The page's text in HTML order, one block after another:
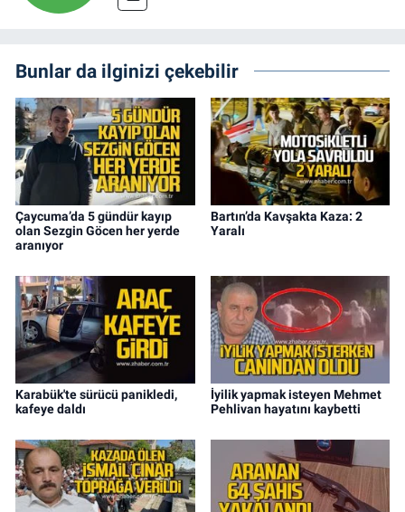
Bunlar da ilginizi çekebilir
Çaycuma’da 5 gündür kayıp
olan Sezgin Göcen her yerde
aranıyor
Bartın’da Kavşakta Kaza: 2
Yaralı
Karabük'te sürücü panikledi,
kafeye daldı
İyilik yapmak isteyen Mehmet
Pehlivan hayatını kaybetti